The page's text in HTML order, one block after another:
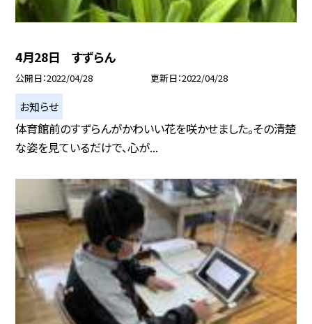
4月28日 すずらん
公開日 2022/04/28 更新日 2022/04/28
お知らせ
体育館前のすずらんがかわいい花を咲かせました。その清楚
な姿を見ているだけで、心が...